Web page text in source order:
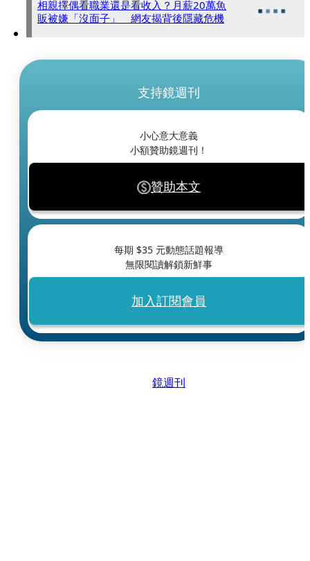
相親擇偶看職業還是看收入？月薪20萬魚
販被嫌「沒面子」 網友揭背後隱藏危機
支持鏡週刊
小心意大意義
小額贊助鏡週刊！
贊助本文
每期 $35 元動態話題報導
無限閱讀解鎖新鮮事
加入訂閱會員
鏡週刊